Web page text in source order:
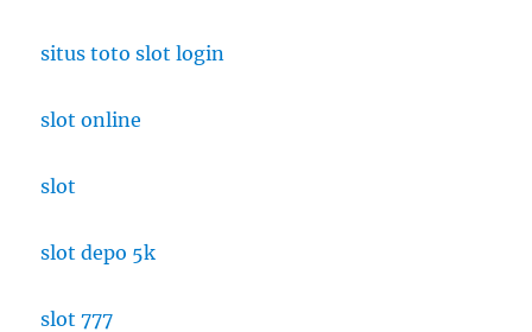
situs toto slot login
slot online
slot
slot depo 5k
slot 777